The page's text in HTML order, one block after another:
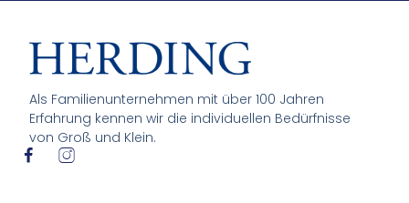
Als Familienunternehmen mit über 100 Jahren
Erfahrung kennen wir die individuellen Bedürfnisse
von Groß und Klein.
I
I